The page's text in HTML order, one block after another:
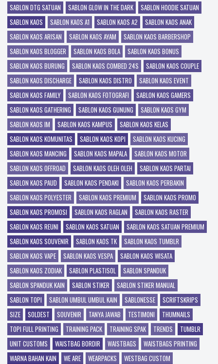
SABLON DTG SATUAN SABLON GLOW IN THE DARK
SABLON HOODIE SATUAN
SABLON KAOS
SABLON KAOS A1 SABLON KAOS A2
SABLON KAOS ANAK
SABLON KAOS ARISAN
SABLON KAOS AYAM
SABLON KAOS BARBERSHOP
SABLON KAOS BLOGGER
SABLON KAOS BOLA
SABLON KAOS BONUS
SABLON KAOS BURUNG
SABLON KAOS COMBED 24S
SABLON KAOS COUPLE
SABLON KAOS DISCHARGE
SABLON KAOS DISTRO
SABLON KAOS EVENT
SABLON KAOS FAMILY
SABLON KAOS FOTOGRAFI
SABLON KAOS GAMERS
SABLON KAOS GATHERING
SABLON KAOS GUNUNG
SABLON KAOS GYM
SABLON KAOS IM
SABLON KAOS KAMPUS
SABLON KAOS KELAS
SABLON KAOS KOMUNITAS
SABLON KAOS KOPI
SABLON KAOS KUCING
SABLON KAOS MANCING
SABLON KAOS MAPALA
SABLON KAOS MOTOR
SABLON KAOS OFFROAD
SABLON KAOS OLEH OLEH
SABLON KAOS PARTAI
SABLON KAOS PAUD
SABLON KAOS PENDAKI
SABLON KAOS PERBAKIN
SABLON KAOS POLYESTER
SABLON KAOS PREMIUM
SABLON KAOS PROMO
SABLON KAOS PROMOSI
SABLON KAOS RAGLAN
SABLON KAOS RASTER
SABLON KAOS REUNI
SABLON KAOS SATUAN
SABLON KAOS SATUAN PREMIUM
SABLON KAOS SOUVENIR
SABLON KAOS TK
SABLON KAOS TUMBLR
SABLON KAOS VAPE
SABLON KAOS VESPA
SABLON KAOS WISATA
SABLON KAOS ZODIAK
SABLON PLASTISOL
SABLON SPANDUK
SABLON SPANDUK KAIN
SABLON STIKER
SABLON STIKER MANUAL
SABLON TOPI
SABLON UMBUL UMBUL KAIN SABLONESSE
SCRIFTSKRIPS
SIZE
SOLDEST SOUVENIR TANYA JAWAB TESTIMONI
THUMNAILS
TOPI FULL PRINTING
TRAINING PACK TRAINING SPAK TRENDS
TUMBLR
UNIT CUSTOMS
WAISTBAG BORDIR WAISTBAGS
WAISTBAGS PRINTING
WARNA BAHAN KAIN
WE ARE WEARPACKS
WESTBAG CUSTOM